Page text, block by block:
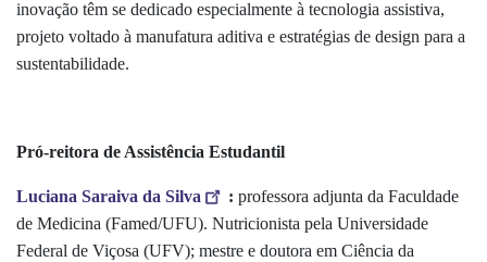
inovação têm se dedicado especialmente à tecnologia assistiva,
projeto voltado à manufatura aditiva e estratégias de design para a
sustentabilidade.
Pró-reitora de Assistência Estudantil
Luciana Saraiva da Silva : professora adjunta da Faculdade
de Medicina (Famed/UFU). Nutricionista pela Universidade
Federal de Viçosa (UFV); mestre e doutora em Ciência da